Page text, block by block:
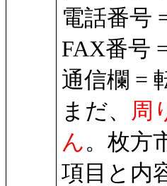
電話番号
FAX番号
通信欄 =
まだ、
周
ん。枚方
項目と